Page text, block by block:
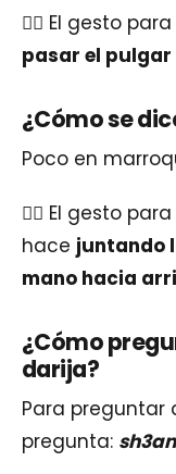
👉🏽 El gesto
pasar el
¿Cómo se
Poco en
👉🏽 El gesto
hace juntando
mano hacia
¿Cómo
darija?
Para preguntar
pregunta: